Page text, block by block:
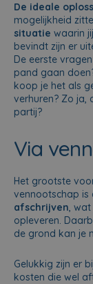
De ideale
mogelijkheid
situatie waarin
bevindt zijn er
De eerste
pand gaan
koop je het als
verhuren? Zo ja,
partij?
Via
Het grootste
vennootschap is
afschrijven, wat
opleveren.
de grond kan je
Gelukkig zijn er
kosten die wel